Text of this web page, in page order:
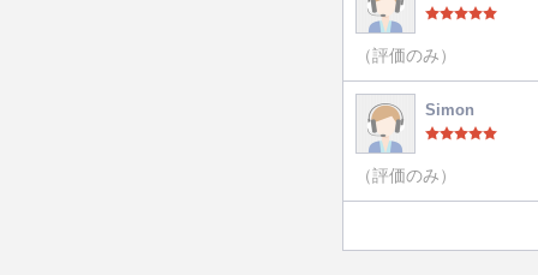
（評価のみ）
Simon
（評価のみ）